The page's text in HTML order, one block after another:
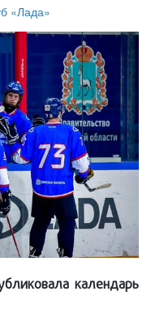
«Лада»
календарь